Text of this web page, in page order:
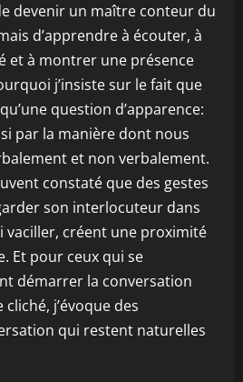
devenir un maître conteur du
d’apprendre à écouter, à
et à montrer une présence
j’insiste sur le fait que
question d’apparence:
par la manière dont nous
et non verbalement.
constaté que des gestes
son interlocuteur dans
vaciller, créent une proximité
Et pour ceux qui se
démarrer la conversation
j’évoque des
qui restent naturelles